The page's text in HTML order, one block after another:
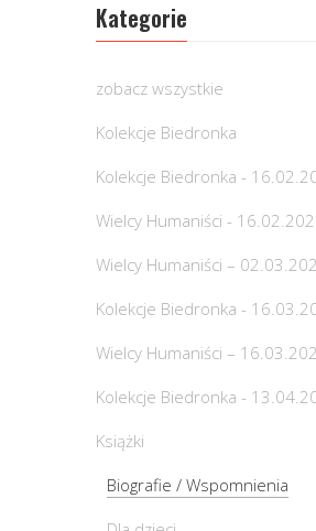
Kategorie
zobacz wszystkie
Kolekcje Biedronka
Kolekcje Biedronka -
Wielcy Humaniści -
Wielcy Humaniści –
Kolekcje Biedronka -
Wielcy Humaniści –
Kolekcje Biedronka -
Książki
Biografie / Wspomnienia